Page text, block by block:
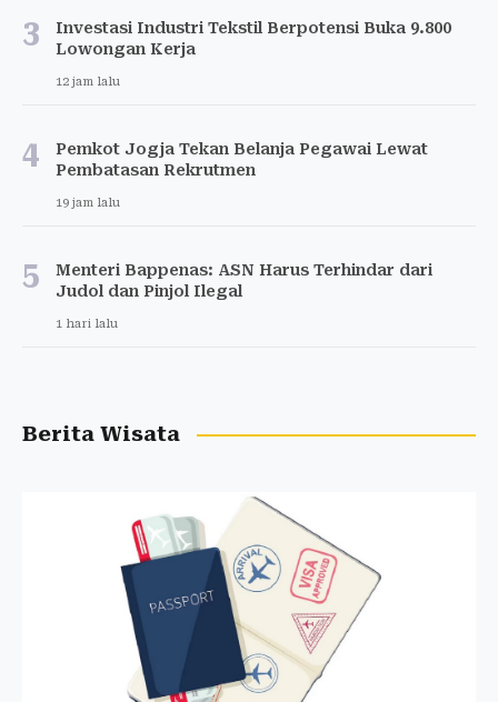
3
Investasi Industri Tekstil Berpotensi Buka 9.800
Lowongan Kerja
12 jam lalu
4
Pemkot Jogja Tekan Belanja Pegawai Lewat
Pembatasan Rekrutmen
19 jam lalu
5
Menteri Bappenas: ASN Harus Terhindar dari
Judol dan Pinjol Ilegal
1 hari lalu
Berita Wisata